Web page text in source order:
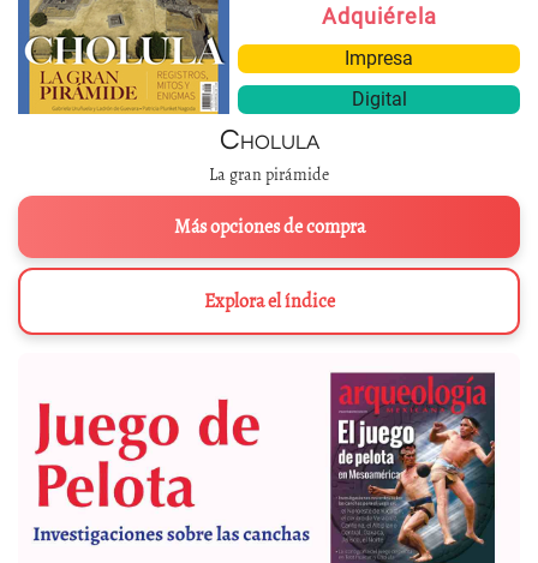
Adquiérela
Impresa
Digital
Cholula
La gran pirámide
Más opciones de compra
Explora el índice